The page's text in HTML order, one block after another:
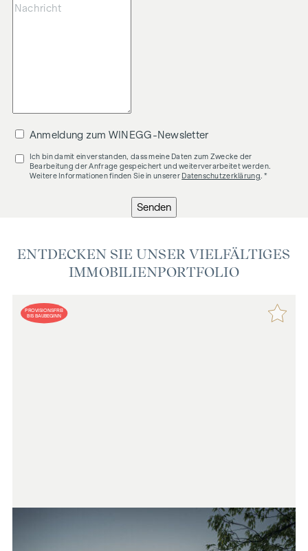
Anmeldung zum WINEGG-Newsletter
Ich bin damit einverstanden, dass meine Daten zum Zwecke der
Bearbeitung der Anfrage gespeichert und weiterverarbeitet werden.
Weitere Informationen finden Sie in unserer Datenschutzerklärung . *
Senden
ENTDECKEN SIE UNSER VIELFÄLTIGES
IMMOBILIENPORTFOLIO
PROVISIONSFREI
BIS BAUBEGINN